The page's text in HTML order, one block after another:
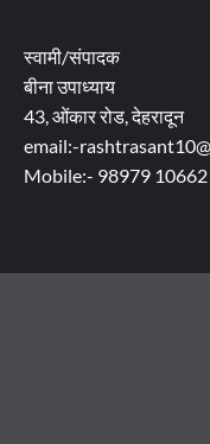
स्वामी/संपादक
बीना उपाध्याय
43, ओंकार रोड, देहरादून
email:-
Mobile:- 98979 10662